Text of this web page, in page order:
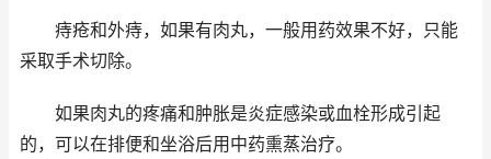
痔疮和外痔，如果有肉丸，一般用药效果不好，只能
采取手术切除。
如果肉丸的疼痛和肿胀是炎症感染或血栓形成引起
的，可以在排便和坐浴后用中药熏蒸治疗。